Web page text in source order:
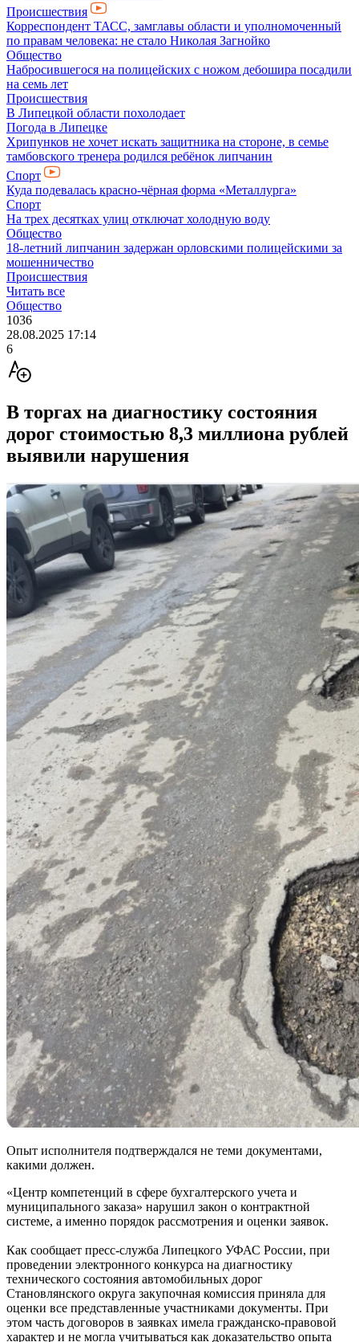
Происшествия
Корреспондент ТАСС, замглавы области и уполномоченный
по правам человека: не стало Николая Загнойко
Общество
Набросившегося на полицейских с ножом дебошира посадили
на семь лет
Происшествия
В Липецкой области похолодает
Погода в Липецке
Хрипунков не хочет искать защитника на стороне, в семье
тамбовского тренера родился ребёнок липчанин
Спорт
Куда подевалась красно-чёрная форма «Металлурга»
Спорт
На трех десятках улиц отключат холодную воду
Общество
18-летний липчанин задержан орловскими полицейскими за
мошенничество
Происшествия
Читать все
Общество
1036
28.08.2025 17:14
6
В торгах на диагностику состояния
дорог стоимостью 8,3 миллиона рублей
выявили нарушения
Опыт исполнителя подтверждался не теми документами,
какими должен.
«Центр компетенций в сфере бухгалтерского учета и
муниципального заказа» нарушил закон о контрактной
системе, а именно порядок рассмотрения и оценки заявок.
Как сообщает пресс-служба Липецкого УФАС России, при
проведении электронного конкурса на диагностику
технического состояния автомобильных дорог
Становлянского округа закупочная комиссия приняла для
оценки все представленные участниками документы. При
этом часть договоров в заявках имела гражданско-правовой
характер и не могла учитываться как доказательство опыта